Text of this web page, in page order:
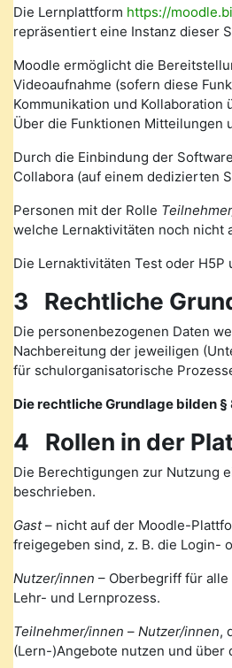
Die Lernplattform https://
repräsentiert eine Instanz dieser
Moodle ermöglicht die
Videoaufnahme (sofern diese
Kommunikation und
Über die Funktionen Mitteilungen
Durch die Einbindung der
Collabora (auf einem dedizierten
Personen mit der Rolle
welche Lernaktivitäten noch nicht
Die Lernaktivitäten Test oder
3 Rechtliche
Die personenbezogenen Daten
Nachbereitung der jeweiligen
für schulorganisatorische
Die rechtliche Grundlage bilden §
4 Rollen in der
Die Berechtigungen zur Nutzung
beschrieben.
Gast– nicht auf der Moodle-
freigegeben sind, z. B. die Login-
Nutzer/innen – Oberbegriff für
Lehr- und Lernprozess.
Teilnehmer/innen – Nutzer/innen,
(Lern-)Angebote nutzen und